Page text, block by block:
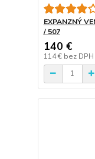
EXPANZNÝ
/ 507
140 €
114 € bez DPH